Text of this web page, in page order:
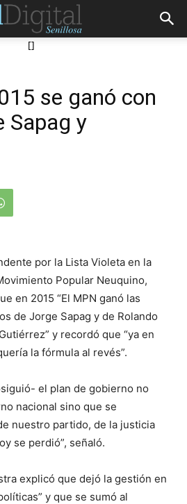
[]
se ganó con
Sapag y
por la Lista Violeta en la
Popular Neuquino,
en 2015 “El MPN ganó las
de Jorge Sapag y de Rolando
y recordó que “ya en
la fórmula al revés”.
el plan de gobierno no
nacional sino que se
nuestro partido, de la justicia
se perdió”, señaló.
explicó que dejó la gestión en
y que se sumó al